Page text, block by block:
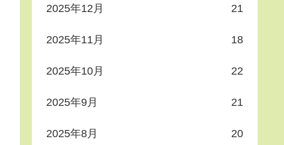
2025年12月 21
2025年11月 18
2025年10月 22
2025年9月 21
2025年8月 20